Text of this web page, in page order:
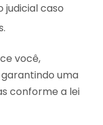
judicial caso
você,
uma
conforme a lei